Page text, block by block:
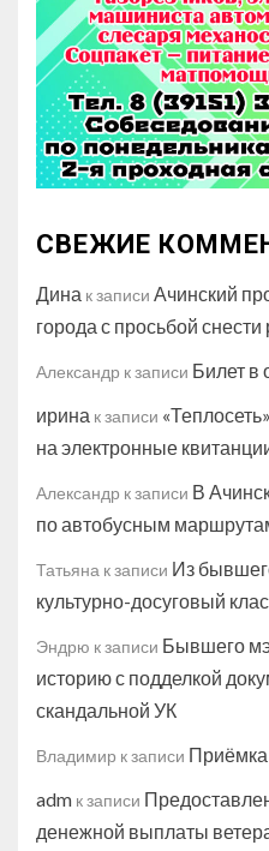
СВЕЖИЕ
Дина к записи Ачинский
города с просьбой
Александр к записи Билет в
ирина к записи
на электронные
Александр к записи В
по автобусным
Татьяна к записи Из
культурно-досуговый
Эндрю к записи Бывшего
историю с подделкой
скандальной УК
Владимир к записи Приёмка
adm к записи
денежной выплаты